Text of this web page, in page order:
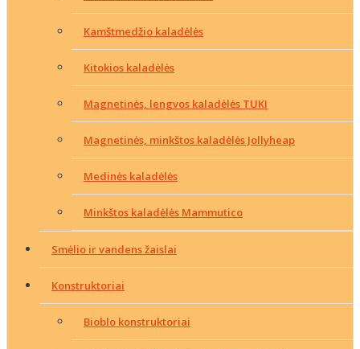
Kamštmedžio kaladėlės
Kitokios kaladėlės
Magnetinės, lengvos kaladėlės TUKI
Magnetinės, minkštos kaladėlės Jollyheap
Medinės kaladėlės
Minkštos kaladėlės Mammutico
Smėlio ir vandens žaislai
Konstruktoriai
Bioblo konstruktoriai